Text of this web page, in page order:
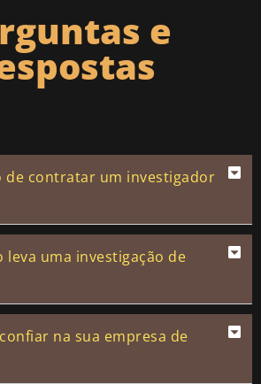
e
de contratar um investigador
leva uma investigação de
na sua empresa de